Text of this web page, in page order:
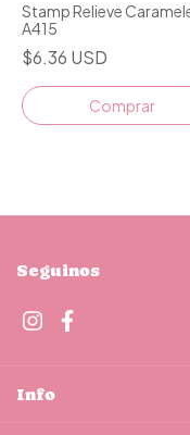
Stamp Relieve
A415
$6.36 USD
Seguinos
Info